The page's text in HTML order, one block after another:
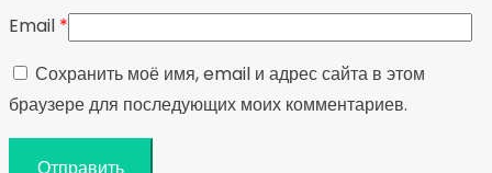
Email *
Сохранить моё имя, email и адрес сайта в этом
браузере для последующих моих комментариев.